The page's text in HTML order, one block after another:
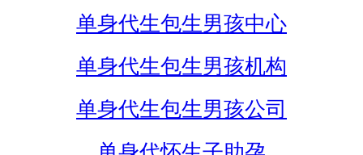
单身代生包生男孩中心
单身代生包生男孩机构
单身代生包生男孩公司